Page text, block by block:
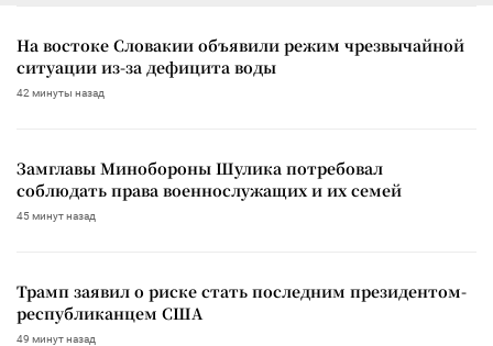
На востоке Словакии объявили режим чрезвычайной
ситуации из-за дефицита воды
42 минуты назад
Замглавы Минобороны Шулика потребовал
соблюдать права военнослужащих и их семей
45 минут назад
Трамп заявил о риске стать последним президентом-
республиканцем США
49 минут назад